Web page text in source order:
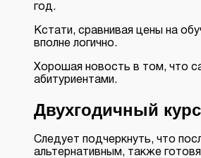
год.
Кстати, сравнивая цены на
вполне логично.
Хорошая новость в том, что
абитуриентами.
Двухгодичный
Следует подчеркнуть, что
альтернативным, также